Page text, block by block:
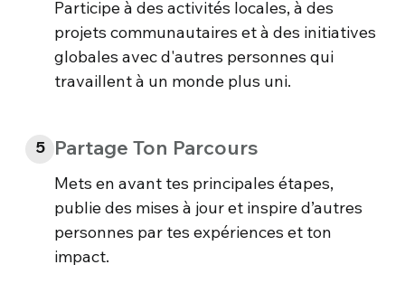
Participe à des activités locales, à des
projets communautaires et à des initiatives
globales avec d'autres personnes qui
travaillent à un monde plus uni.
5 Partage Ton Parcours
Mets en avant tes principales étapes,
publie des mises à jour et inspire d’autres
personnes par tes expériences et ton
impact.